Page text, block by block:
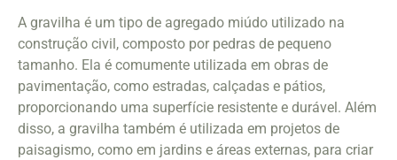
A gravilha é um tipo de agregado miúdo utilizado na
construção civil, composto por pedras de pequeno
tamanho. Ela é comumente utilizada em obras de
pavimentação, como estradas, calçadas e pátios,
proporcionando uma superfície resistente e durável. Além
disso, a gravilha também é utilizada em projetos de
paisagismo, como em jardins e áreas externas, para criar